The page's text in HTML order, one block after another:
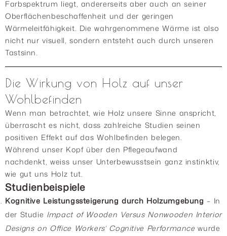
Farbspektrum liegt, andererseits aber auch an seiner
Oberflächenbeschaffenheit und der geringen
Wärmeleitfähigkeit. Die wahrgenommene Wärme ist also
nicht nur visuell, sondern entsteht auch durch unseren
Tastsinn.
Die Wirkung von Holz auf unser
Wohlbefinden
Wenn man betrachtet, wie Holz unsere Sinne anspricht,
überrascht es nicht, dass zahlreiche Studien seinen
positiven Effekt auf das Wohlbefinden belegen.
Während unser Kopf über den Pflegeaufwand
nachdenkt, weiss unser Unterbewusstsein ganz instinktiv,
wie gut uns Holz tut.
Studienbeispiele
Kognitive Leistungssteigerung durch Holzumgebung– In
der Studie Impact of Wooden Versus Nonwooden Interior
Designs on Office Workers‘ Cognitive Performancewurde